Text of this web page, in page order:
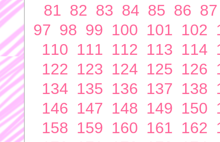
81 82 83 84 85 86 87
97 98 99 100 101 102
110 111 112 113 114
122 123 124 125 126
134 135 136 137 138
146 147 148 149 150
158 159 160 161 162